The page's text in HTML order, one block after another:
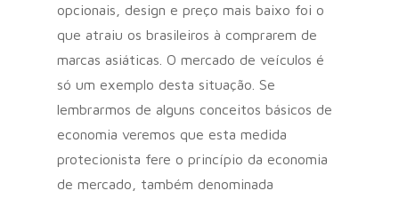
opcionais, design e preço mais baixo foi o
que atraiu os brasileiros à comprarem de
marcas asiáticas. O mercado de veículos é
só um exemplo desta situação. Se
lembrarmos de alguns conceitos básicos de
economia veremos que esta medida
protecionista fere o princípio da economia
de mercado, também denominada